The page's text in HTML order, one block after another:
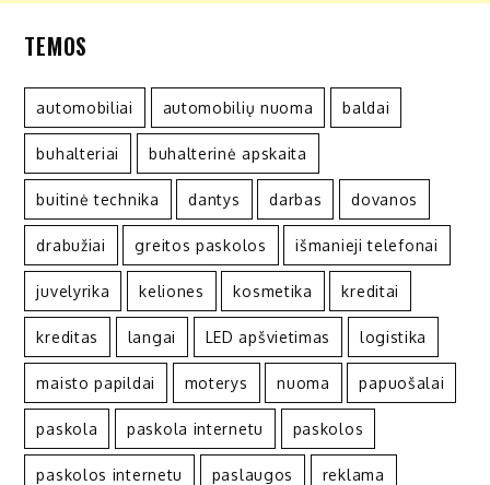
TEMOS
automobiliai automobilių nuoma baldai
buhalteriai buhalterinė apskaita
buitinė technika dantys darbas dovanos
drabužiai greitos paskolos išmanieji telefonai
juvelyrika keliones kosmetika kreditai
kreditas langai LED apšvietimas logistika
maisto papildai moterys nuoma papuošalai
paskola paskola internetu paskolos
paskolos internetu paslaugos reklama